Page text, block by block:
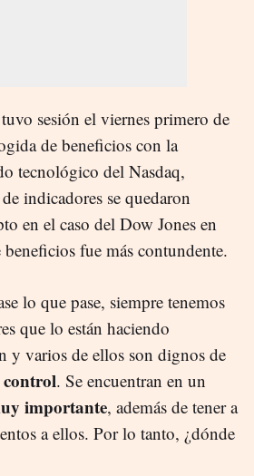
sesión el viernes primero de
de beneficios con la
tecnológico del Nasdaq,
indicadores se quedaron
en el caso del Dow Jones en
fue más contundente.
lo que pase, siempre tenemos
que lo están haciendo
y varios de ellos son dignos de
control. Se encuentran en un
importante, además de tener a
a ellos. Por lo tanto, ¿dónde